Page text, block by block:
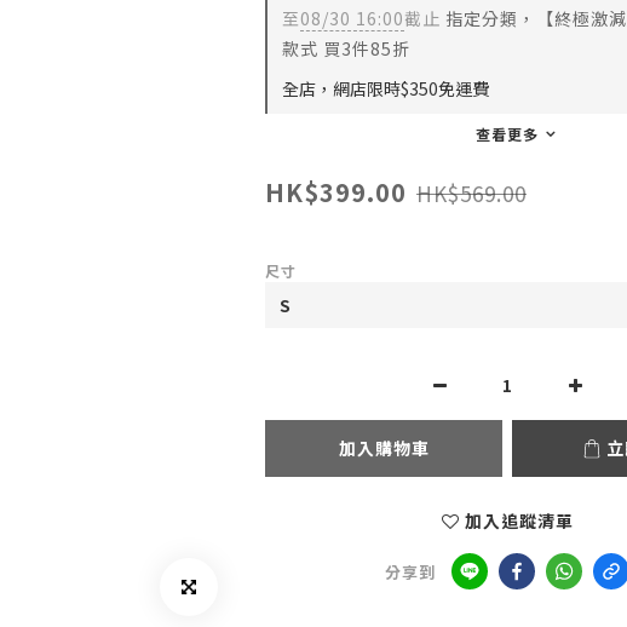
至08/30 16:00截止 指定分類，【終極激
款式 買3件85折
全店，網店限時$350免運費
查看更多
HK$399.00 HK$569.00
尺寸
加入購物車
加入追蹤清單
分享到